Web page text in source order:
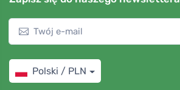
Polski / PLN